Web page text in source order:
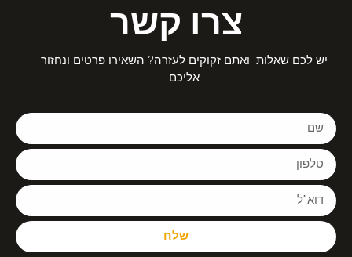
צרו קשר
יש לכם שאלות ואתם זקוקים לעזרה? השאירו פרטים ונחזור
אליכם
שלח